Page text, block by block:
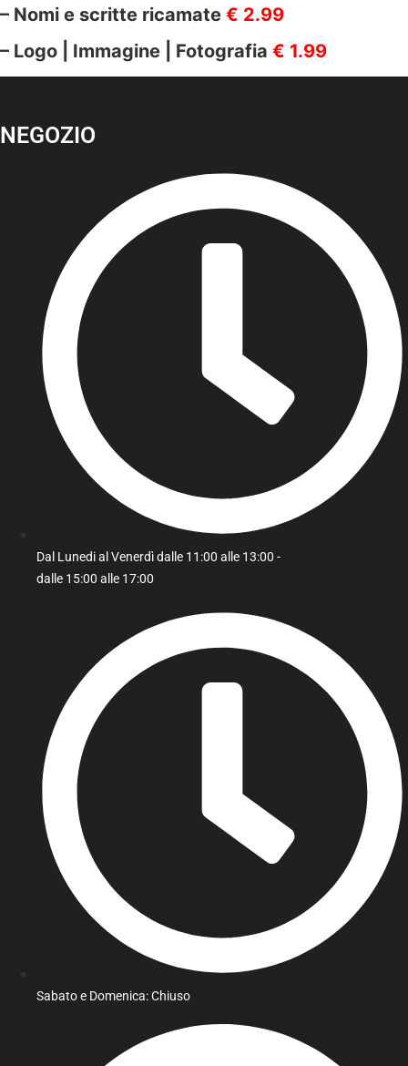
– Nomi e scritte ricamate € 2.99
– Logo | Immagine | Fotografia € 1.99
NEGOZIO
Dal Lunedi al Venerdì dalle 11:00 alle 13:00 -
dalle 15:00 alle 17:00
Sabato e Domenica: Chiuso